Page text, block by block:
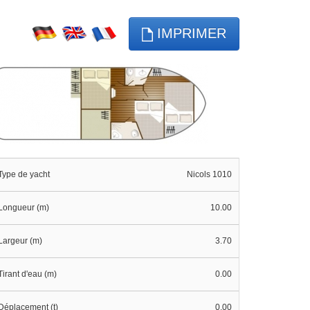
IMPRIMER
de yacht Nicols 1010
(m) 10.00
(m) 3.70
d'eau (m) 0.00
(t) 0.00